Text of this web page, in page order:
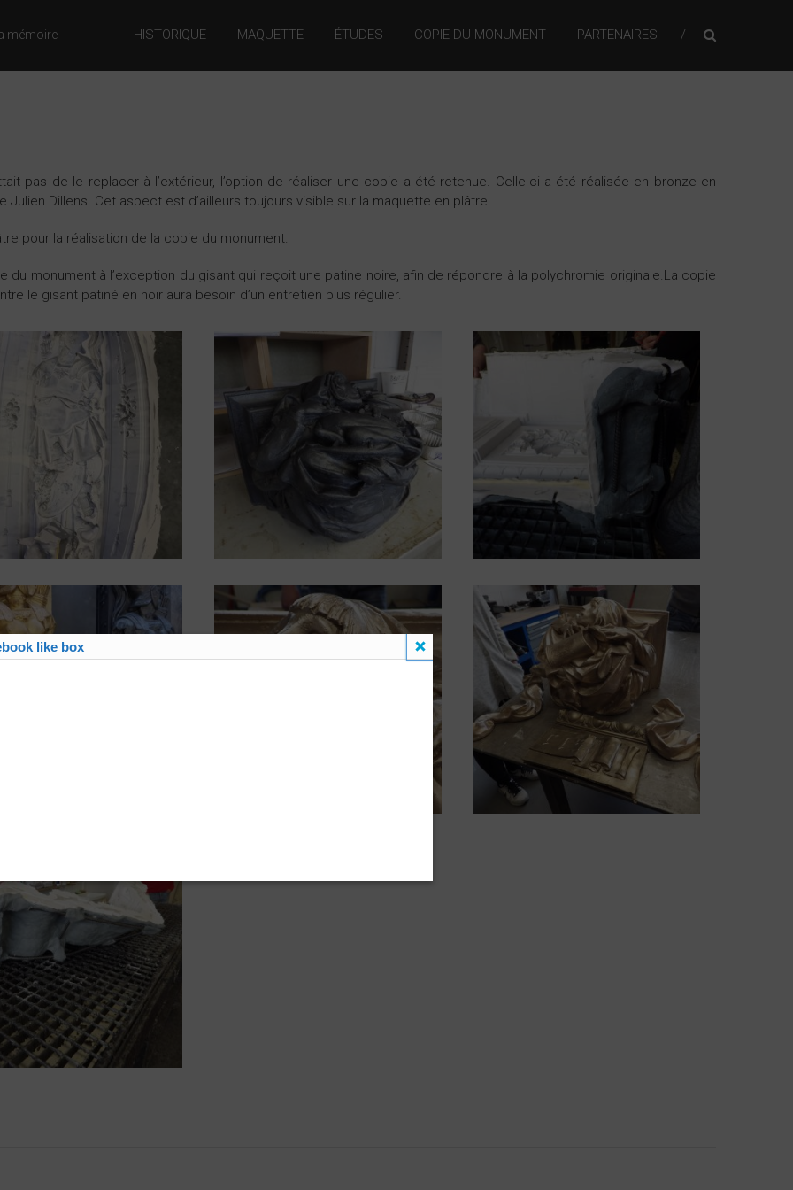
mémoire HISTORIQUE MAQUETTE ÉTUDES COPIE DU MONUMENT PARTENAIRES
pas de le replacer à l’extérieur, l’option de réaliser une copie a été retenue. Celle-ci a été réalisée en bronze en
Dillens. Cet aspect est d’ailleurs toujours visible sur la maquette en plâtre.
pour la réalisation de la copie du monument.
du monument à l’exception du gisant qui reçoit une patine noire, afin de répondre à la polychromie originale.La copie
le gisant patiné en noir aura besoin d’un entretien plus régulier.
like box